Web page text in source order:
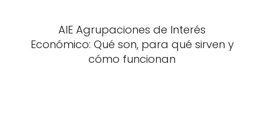
AIE Agrupaciones de Interés
Económico: Qué son, para qué sirven y
cómo funcionan